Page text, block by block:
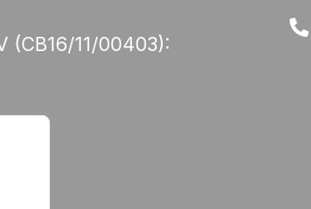
(CB16/11/00403):